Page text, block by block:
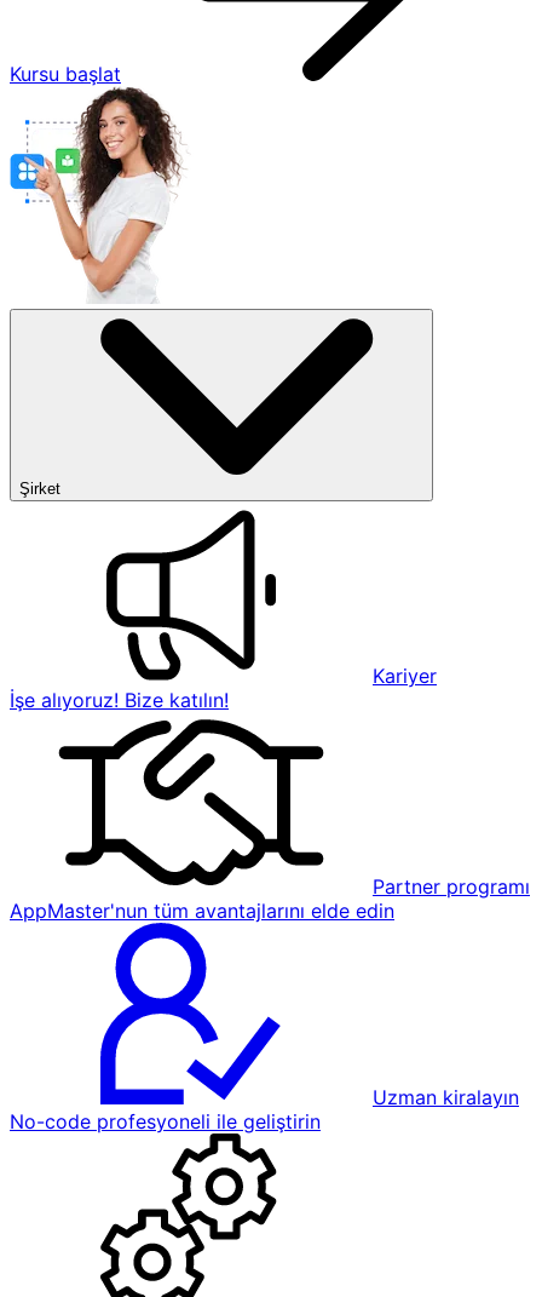
Kursu başlat
Şirket
Kariyer
İşe alıyoruz! Bize katılın!
Partner programı
AppMaster'nun tüm avantajlarını elde edin
Uzman kiralayın
No-code profesyoneli ile geliştirin